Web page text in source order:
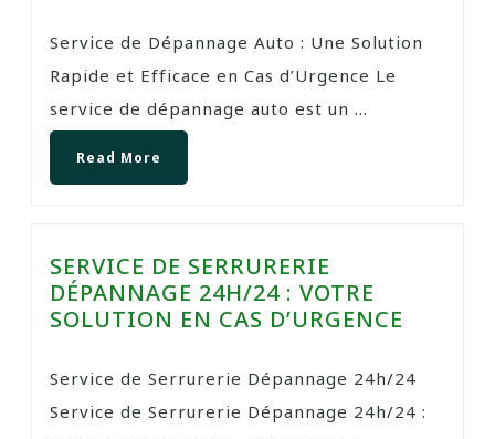
Service de Dépannage Auto : Une Solution
Rapide et Efficace en Cas d’Urgence Le
service de dépannage auto est un ...
Read More
SERVICE DE SERRURERIE
DÉPANNAGE 24H/24 : VOTRE
SOLUTION EN CAS D’URGENCE
Service de Serrurerie Dépannage 24h/24
Service de Serrurerie Dépannage 24h/24 :